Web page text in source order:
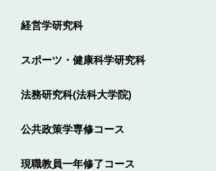
経営学研究科
スポーツ・健康科学研究科
法務研究科(法科大学院)
公共政策学専修コース
現職教員一年修了コース